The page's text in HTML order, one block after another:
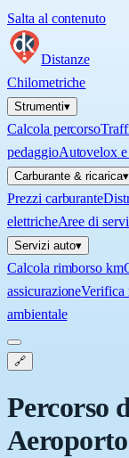
Salta al contenuto
Distanze
Chilometriche
Strumenti▾
Calcola percorso
pedaggioAutovelox
Carburante & ricarica▾
Prezzi carburante
elettricheAree di
Servizi auto▾
Calcola rimborso km
assicurazioneVerifica
ambientale
🔗
Percorso
Aeroporto